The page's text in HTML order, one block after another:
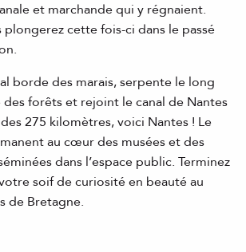
et marchande qui y régnaient.
plongerez cette fois-ci dans le passé
borde des marais, serpente le long
des forêts et rejoint le canal de Nantes
275 kilomètres, voici Nantes ! Le
au cœur des musées et des
dans l’espace public. Terminez
soif de curiosité en beauté au
de Bretagne.